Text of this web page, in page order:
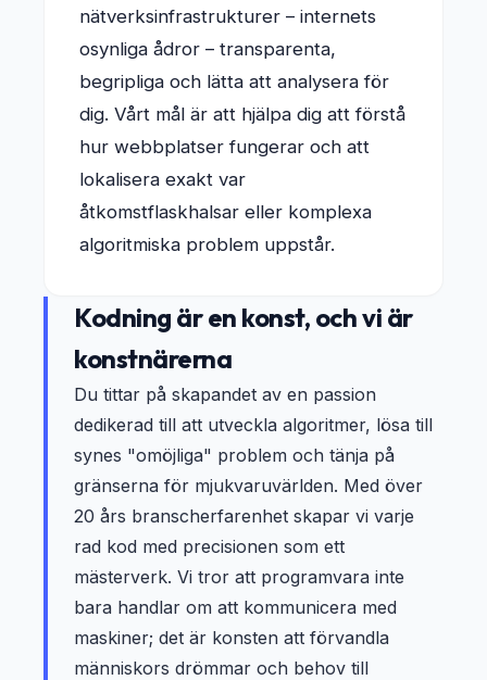
nätverksinfrastrukturer – internets
osynliga ådror – transparenta,
begripliga och lätta att analysera för
dig. Vårt mål är att hjälpa dig att förstå
hur webbplatser fungerar och att
lokalisera exakt var
åtkomstflaskhalsar eller komplexa
algoritmiska problem uppstår.
Kodning är en konst, och vi är
konstnärerna
Du tittar på skapandet av en passion
dedikerad till att utveckla algoritmer, lösa till
synes "omöjliga" problem och tänja på
gränserna för mjukvaruvärlden. Med över
20 års branscherfarenhet skapar vi varje
rad kod med precisionen som ett
mästerverk. Vi tror att programvara inte
bara handlar om att kommunicera med
maskiner; det är konsten att förvandla
människors drömmar och behov till